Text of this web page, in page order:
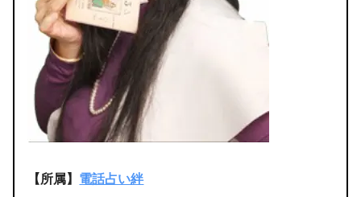
【所属】 電話占い絆